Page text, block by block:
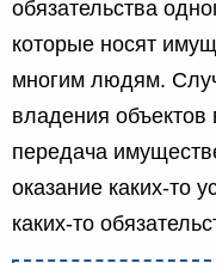
обязательства
которые носят
многим людям.
владения объектов
передача
оказание каких-то
каких-то